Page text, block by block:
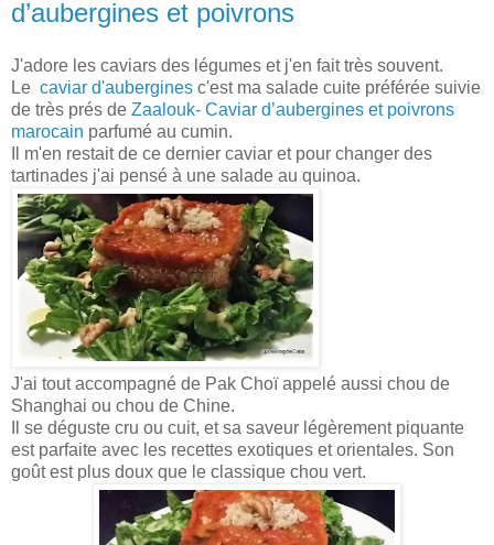
d’aubergines et poivrons
J'adore les caviars des légumes et j'en fait très souvent.
Le caviar d'aubergines c'est ma salade cuite préférée suivie
de très prés de Zaalouk- Caviar d’aubergines et poivrons
marocain parfumé au cumin.
Il m'en restait de ce dernier caviar et pour changer des
tartinades j'ai pensé à une salade au quinoa.
J'ai tout accompagné de Pak Choï appelé aussi chou de
Shanghai ou chou de Chine.
Il se déguste cru ou cuit, et sa saveur légèrement piquante
est parfaite avec les recettes exotiques et orientales. Son
goût est plus doux que le classique chou vert.